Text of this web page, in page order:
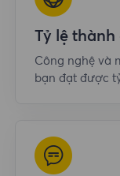
Tỷ lệ thành
Công nghệ và
bạn đạt được